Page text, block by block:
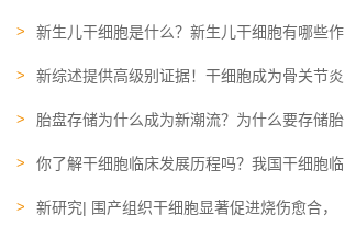
新生儿干细胞是什么？新生儿干细胞有哪些作
新综述提供高级别证据！干细胞成为骨关节炎
胎盘​存储为什么成为新潮流？为什么要存储胎
你了解干细胞临床发展历程吗？我国干细胞临
新研究| 围产组织干细胞显著促进烧伤愈合，